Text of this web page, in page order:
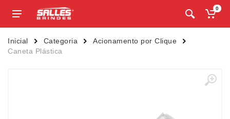
0
Inicial Categoria
Acionamento por Clique
Caneta Plástica